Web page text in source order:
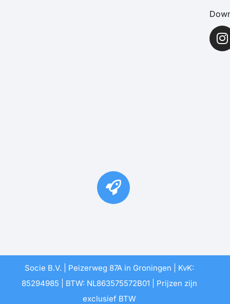
Socie B.V. | Peizerweg 87A in Groningen | KvK:
85294985 | BTW: NL863575572B01 | Prijzen zijn
exclusief BTW